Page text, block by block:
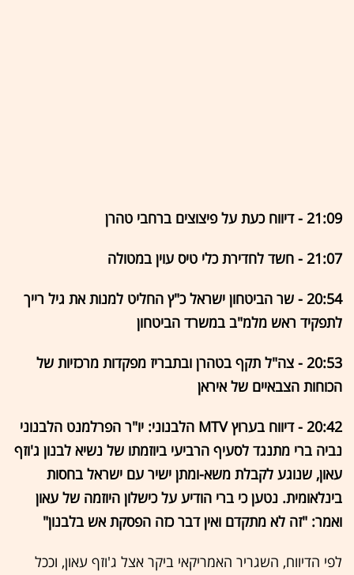
21:09 - דיווח כעת על פיצוצים ברחבי טהרן
21:07 - חשד לחדירת כלי טיס עוין במטולה
20:54 - שר הביטחון ישראל כ"ץ החליט למנות את גיל רייך
לתפקיד ראש מלמ"ב במשרד הביטחון
20:53 - צה"ל תקף בטהרן ובתבריז מפקדות מרכזיות של
הכוחות הצבאיים של איראן
20:42 - ‏דיווח בערוץ MTV הלבנוני: יו"ר הפרלמנט הלבנוני
נביה ברי מתנגד לסעיף הרביעי ביוזמתו של נשיא לבנון ג'וזף
עאון, שנוגע לקבלת משא-ומתן ישיר עם ישראל בחסות
בינלאומית. נטען כי ברי הודיע על כישלון היוזמה של עאון
ואמר: "זה לא מתקדם ואין דבר כזה הפסקת אש בלבנון"
לפי הדיווח, השגריר האמריקאי ביקר אצל ג'וזף עאון, וככל